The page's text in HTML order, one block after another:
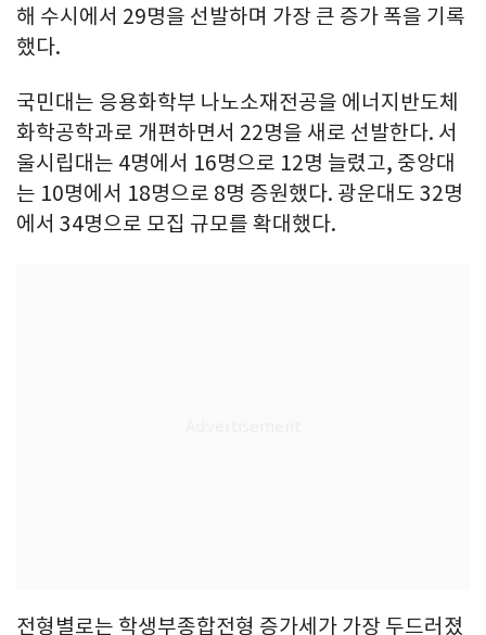
해 수시에서 29명을 선발하며 가장 큰 증가 폭을 기록
했다.
국민대는 응용화학부 나노소재전공을 에너지반도체
화학공학과로 개편하면서 22명을 새로 선발한다. 서
울시립대는 4명에서 16명으로 12명 늘렸고, 중앙대
는 10명에서 18명으로 8명 증원했다. 광운대도 32명
에서 34명으로 모집 규모를 확대했다.
전형별로는 학생부종합전형 증가세가 가장 두드러졌